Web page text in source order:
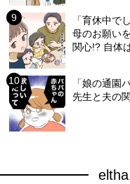
「育休中で
母のお願い
関心!? 自体
「娘の通園
先生と夫の